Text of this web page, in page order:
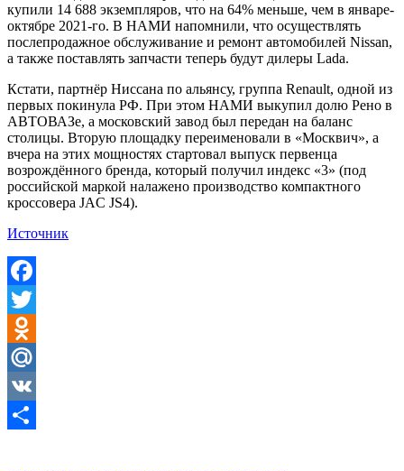
купили 14 688 экземпляров, что на 64% меньше, чем в январе-
октябре 2021-го. В НАМИ напомнили, что осуществлять
послепродажное обслуживание и ремонт автомобилей Nissan,
а также поставлять запчасти теперь будут дилеры Lada.
Кстати, партнёр Ниссана по альянсу, группа Renault, одной из
первых покинула РФ. При этом НАМИ выкупил долю Рено в
АВТОВАЗе, а московский завод был передан на баланс
столицы. Вторую площадку переименовали в «Москвич», а
вчера на этих мощностях стартовал выпуск первенца
возрождённого бренда, который получил индекс «3» (под
российской маркой налажено производство компактного
кроссовера JAC JS4).
Источник
Facebook
Twitter
Odnoklassniki
Mail.Ru
VK